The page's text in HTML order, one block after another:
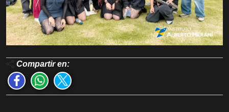
Compartir en: